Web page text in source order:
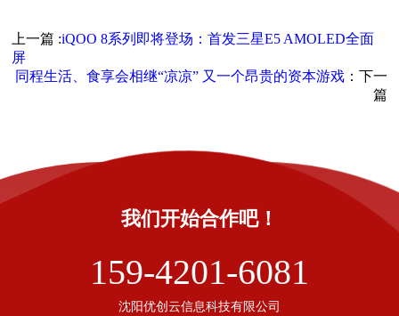
上一篇 :iQOO 8系列即将登场：首发三星E5 AMOLED全面
屏
同程生活、食享会相继“凉凉” 又一个昂贵的资本游戏：下一
篇
我们开始合作吧！
159-4201-6081
沈阳优创云信息科技有限公司